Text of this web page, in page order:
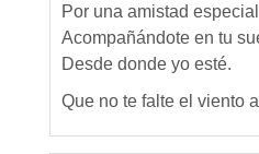
Por una amistad especial
Acompañándote en tu
Desde donde yo esté.
Que no te falte el viento